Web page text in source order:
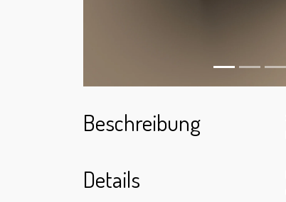
Beschreibung
Details